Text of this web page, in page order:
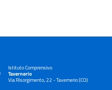
Istituto Comprensivo
Tavernerio
Via Risorgimento, 22 - Tavernerio (CO)
— Visita la pagina iniziale della scuola